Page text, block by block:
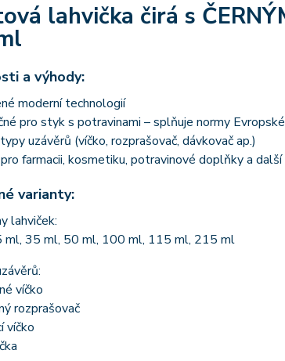
lahvička čirá s
a výhody:
moderní technologií
pro styk s potravinami – splňuje normy
uzávěrů (víčko, rozprašovač, dávkovač ap.)
farmacii, kosmetiku, potravinové doplňky a další
varianty:
lahviček:
ml, 35 ml, 50 ml, 100 ml, 115 ml, 215 ml
víčko
rozprašovač
víčko